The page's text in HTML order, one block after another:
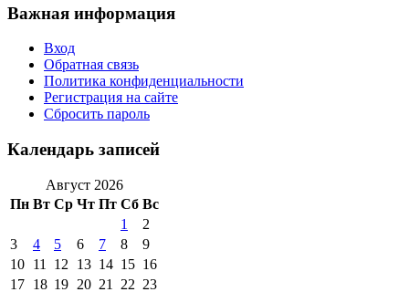
Важная информация
Вход
Обратная связь
Политика конфиденциальности
Регистрация на сайте
Сбросить пароль
Календарь записей
Август 2026
Пн Вт Ср Чт Пт Сб Вс
1
2
3
4 5 6 7 8
9
10 11 12 13 14 15 16
17 18 19 20 21 22 23